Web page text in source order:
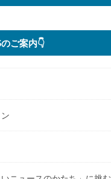
ご案内👇